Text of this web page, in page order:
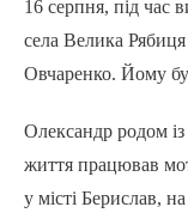
16 серпня, під час
села Велика
Овчаренко. Йому
Олександр родом
життя працював
у місті Берислав,